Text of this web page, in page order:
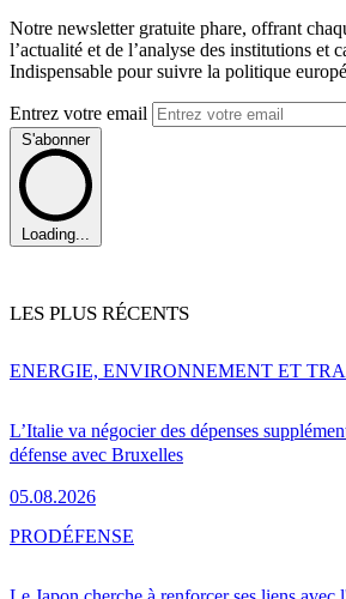
Notre newsletter gratuite phare, offrant
l’actualité et de l’analyse des institutions et
Indispensable pour suivre la politique
Entrez votre email
S'abonner
Loading...
LES PLUS RÉCENTS
L’Italie va négocier des dépenses
défense avec Bruxelles
05.08.2026
ENERGIE, ENVIRONNEMENT ET
PRODÉFENSE